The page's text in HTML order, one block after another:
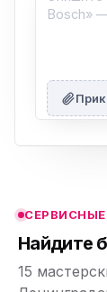
Найдите
15
ю